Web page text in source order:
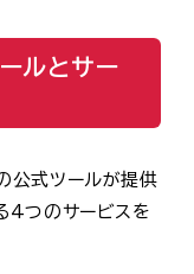
ルとサー
公式ツールが提供
4つのサービスを